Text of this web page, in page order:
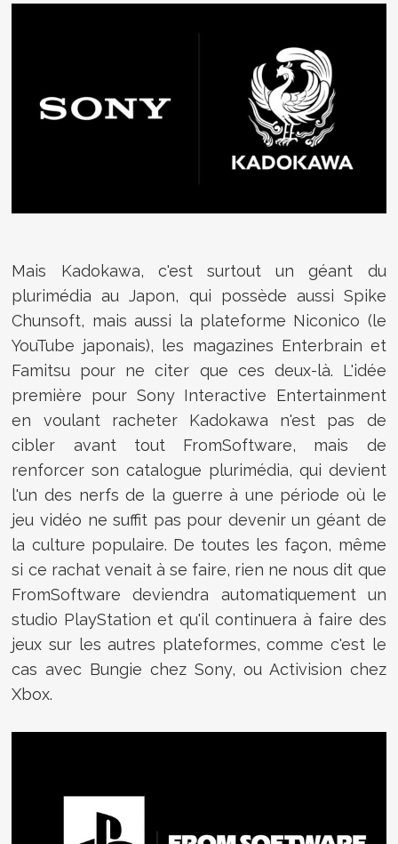
Mais Kadokawa, c'est surtout un géant du
plurimédia au Japon, qui possède aussi Spike
Chunsoft, mais aussi la plateforme Niconico (le
YouTube japonais), les magazines Enterbrain et
Famitsu pour ne citer que ces deux-là. L'idée
première pour Sony Interactive Entertainment
en voulant racheter Kadokawa n'est pas de
cibler avant tout FromSoftware, mais de
renforcer son catalogue plurimédia, qui devient
l'un des nerfs de la guerre à une période où le
jeu vidéo ne suffit pas pour devenir un géant de
la culture populaire. De toutes les façon, même
si ce rachat venait à se faire, rien ne nous dit que
FromSoftware deviendra automatiquement un
studio PlayStation et qu'il continuera à faire des
jeux sur les autres plateformes, comme c'est le
cas avec Bungie chez Sony, ou Activision chez
Xbox.